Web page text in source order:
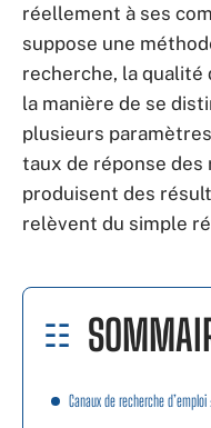
réellement à ses
suppose une
recherche, la qualité
la manière de se
plusieurs
taux de réponse
produisent des
relèvent du simple
Canaux de recherche